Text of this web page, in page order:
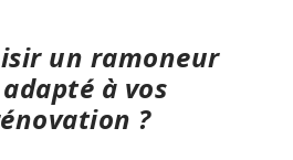
un ramoneur
à vos
?